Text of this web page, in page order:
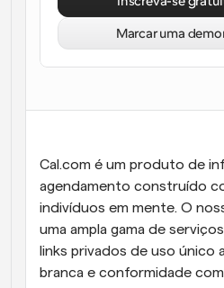
Agendamento
Fluxos de trabalho
Automatizar
Reuniões Instantâneas
Reunião com clientes em
Links de Grupo Dinâmico
Agende reuniões de forma
Cal.com é um produto de
agendamento construído
indivíduos em mente. O
uma ampla gama de
links privados de uso único
branca e conformidade com
Marcar uma